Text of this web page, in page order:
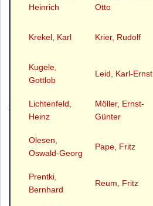
Heinrich
Otto
Krekel, Karl Krier, Rudolf
Kugele,
Gottlob
Leid, Karl-Ernst
Lichtenfeld,
Heinz
Möller, Ernst-
Günter
Olesen,
Oswald-Georg
Pape, Fritz
Prentki,
Bernhard
Reum, Fritz